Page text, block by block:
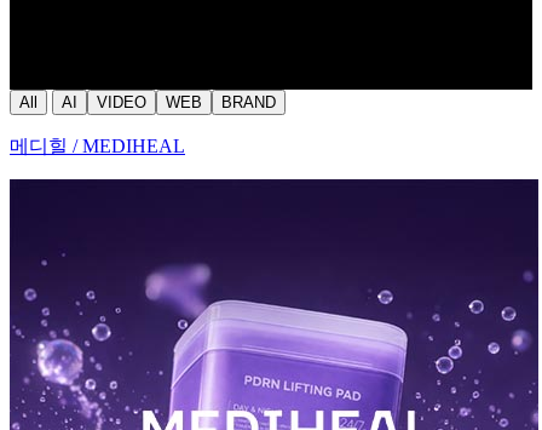
All AI VIDEO WEB BRAND
메디힐 / MEDIHEAL